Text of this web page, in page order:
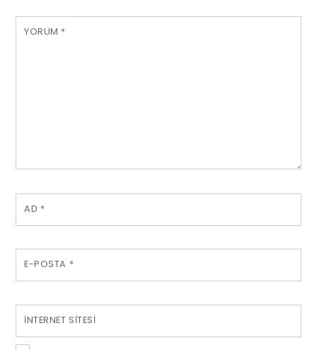
YORUM *
AD *
E-POSTA *
İNTERNET SITESI